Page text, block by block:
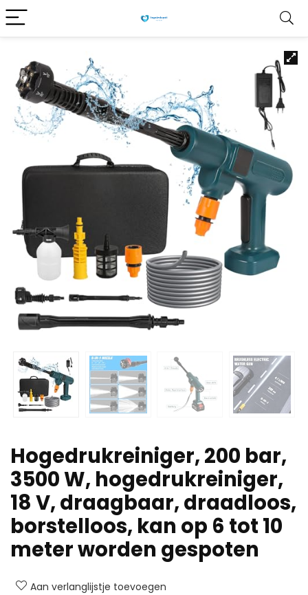
Hogedrukreiniger, 200 bar,
3500 W, hogedrukreiniger,
18 V, draagbaar, draadloos,
borstelloos, kan op 6 tot 10
meter worden gespoten
Aan verlanglijstje toevoegen